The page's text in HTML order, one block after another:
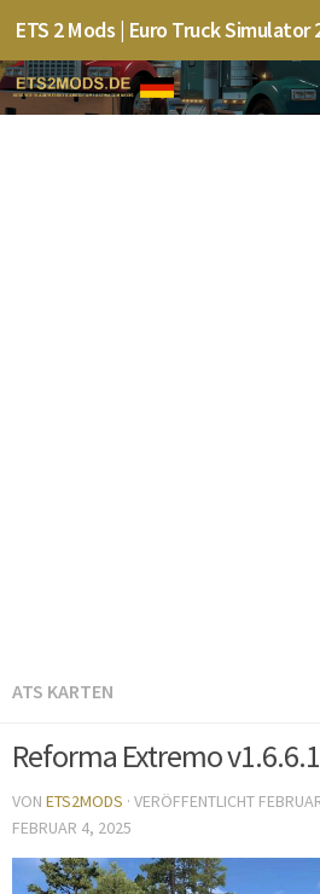
ETS 2 Mods | Euro Truck Simulator
ATS KARTEN
Reforma Extremo
VON ETS2MODS · VERÖFFENTLICHT
FEBRUAR 4, 2025